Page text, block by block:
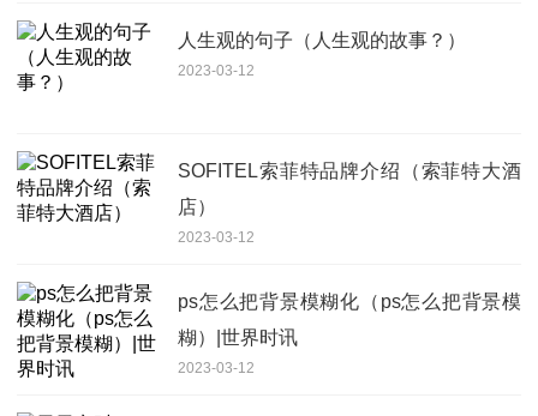
人生观的句子（人生观的故事？）
2023-03-12
SOFITEL索菲特品牌介绍（索菲特大酒
店）
2023-03-12
ps怎么把背景模糊化（ps怎么把背景模
糊）|世界时讯
2023-03-12